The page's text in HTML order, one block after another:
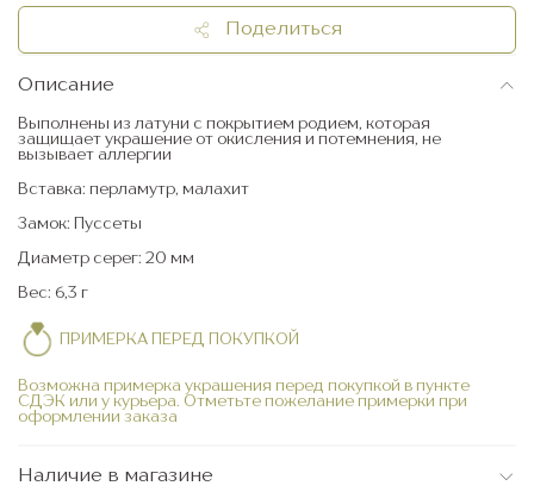
Поделиться
Описание
Выполнены из латуни с покрытием родием, которая
защищает украшение от окисления и потемнения, не
вызывает аллергии
Вставка: перламутр, малахит
Замок: Пуссеты
Диаметр серег: 20 мм
Вес: 6,3 г
ПРИМЕРКА ПЕРЕД ПОКУПКОЙ
Возможна примерка украшения перед покупкой в пункте
СДЭК или у курьера. Отметьте пожелание примерки при
оформлении заказа
Наличие в магазине